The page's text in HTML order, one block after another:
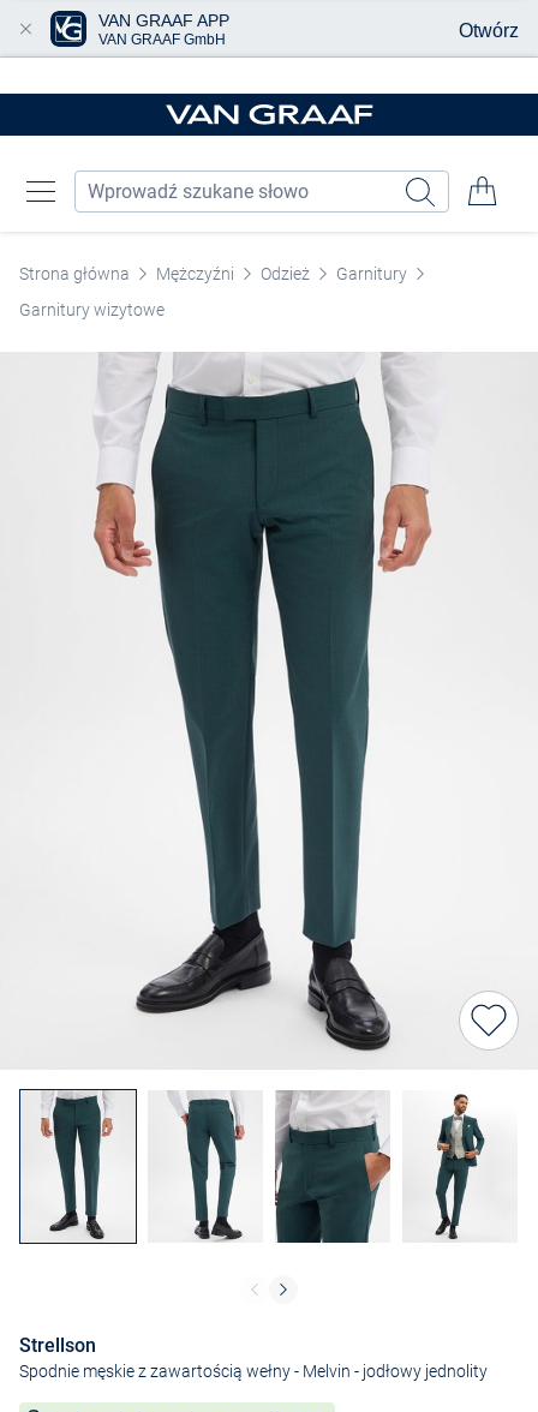
Strona główna Mężczyźni Odzież
Garnitury
Garnitury wizytowe
Strellson
Spodnie męskie z zawartością wełny - Melvin - jodłowy jednolity
VAN GRAAF APP
VAN GRAAF GmbH Otwórz